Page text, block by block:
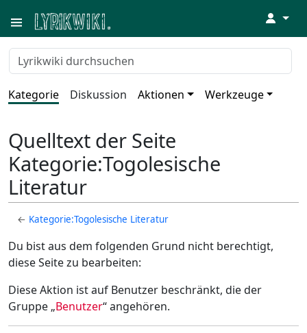
↓
Kategorie Diskussion Aktionen Werkzeuge
Quelltext der Seite
Kategorie:Togolesische
Literatur
← Kategorie:Togolesische Literatur
Du bist aus dem folgenden Grund nicht berechtigt,
diese Seite zu bearbeiten:
Diese Aktion ist auf Benutzer beschränkt, die der
Gruppe „Benutzer“ angehören.